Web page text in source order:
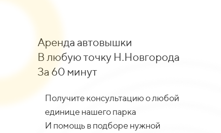
Аренда автовышки
В любую точку Н.Новгорода
За 60 минут
Получите консультацию о любой
единице нашего парка
И помощь в подборе нужной